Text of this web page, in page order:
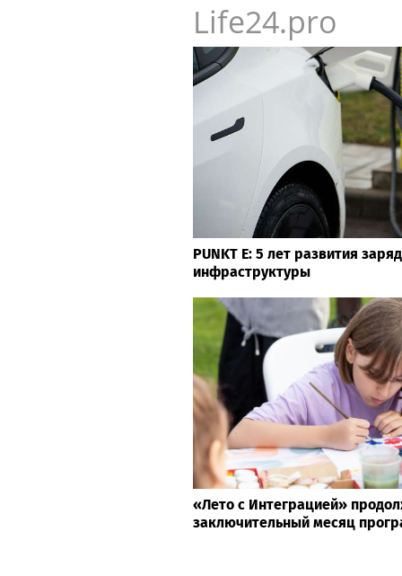
Life24.pro
PUNKT E: 5 лет развития
инфраструктуры
«Лето с Интеграцией»
заключительный месяц